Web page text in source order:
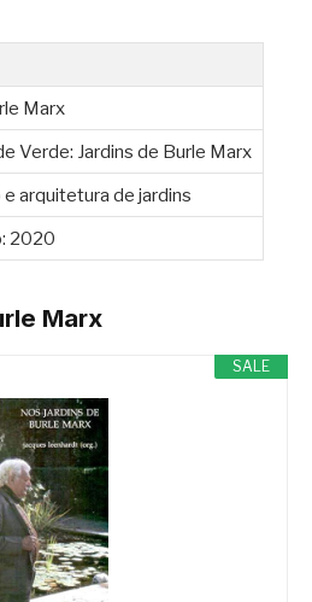
Marx
Verde: Jardins de Burle Marx
arquitetura de jardins
2020
Marx
SALE